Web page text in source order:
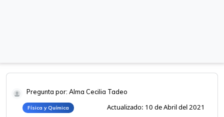
Pregunta por: Alma Cecilia Tadeo
Física y Química Actualizado: 10 de Abril del 2021